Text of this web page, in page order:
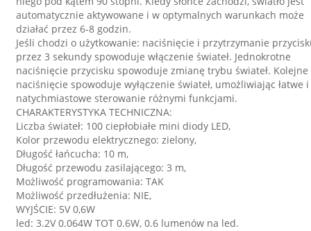
automatycznie aktywowane i w optymalnych warunkach może
działać przez 6-8 godzin.
Jeśli chodzi o użytkowanie: naciśnięcie i przytrzymanie
przez 3 sekundy spowoduje włączenie świateł. Jednokrotne
naciśnięcie przycisku spowoduje zmianę trybu świateł. Kolejne
naciśnięcie spowoduje wyłączenie świateł, umożliwiając łatwe i
natychmiastowe sterowanie różnymi funkcjami.
CHARAKTERYSTYKA TECHNICZNA:
Liczba świateł: 100 ciepłobiałe mini diody LED,
Kolor przewodu elektrycznego: zielony,
Długość łańcucha: 10 m,
Długość przewodu zasilającego: 3 m,
Możliwość programowania: TAK
Możliwość przedłużenia: NIE,
WYJŚCIE: 5V 0,6W
led: 3.2V 0.064W TOT 0.6W, 0.6 lumenów na led.